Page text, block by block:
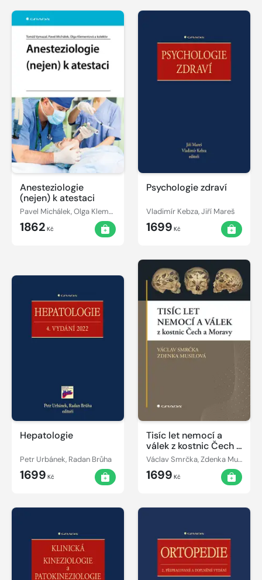
Anesteziologie
(nejen) k atestaci
Pavel Michálek, Olga Klementová, Tomáš Vymazal
1862 Kč
Psychologie zdraví
Vladimír Kebza, Jiří Mareš
1699 Kč
Hepatologie
Petr Urbánek, Radan Brůha
1699 Kč
Tisíc let nemocí a
válek z kostnic Čech a
Moravy
Václav Smrčka, Zdenka Musilová
1699 Kč